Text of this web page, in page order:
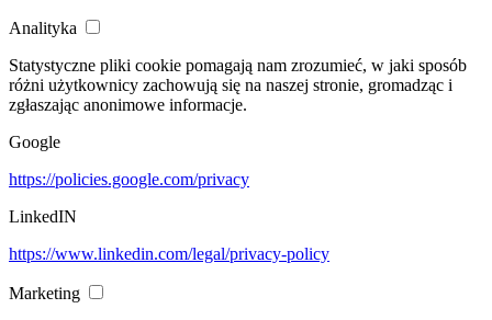
Analityka
Statystyczne pliki cookie pomagają nam zrozumieć, w jaki sposób
różni użytkownicy zachowują się na naszej stronie, gromadząc i
zgłaszając anonimowe informacje.
Google
https://policies.google.com/privacy
LinkedIN
https://www.linkedin.com/legal/privacy-policy
Marketing